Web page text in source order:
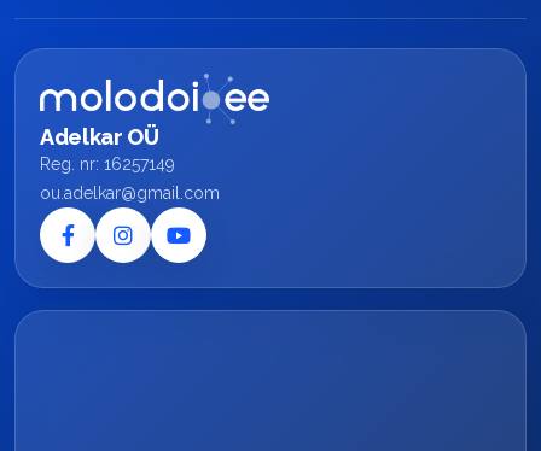
Adelkar OÜ
Reg. nr: 16257149
ou.adelkar@gmail.com